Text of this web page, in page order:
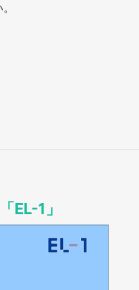
EL-1」